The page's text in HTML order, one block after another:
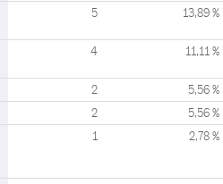
5 13,89 %
4 11,11 %
2 5,56 %
2 5,56 %
1 2,78 %